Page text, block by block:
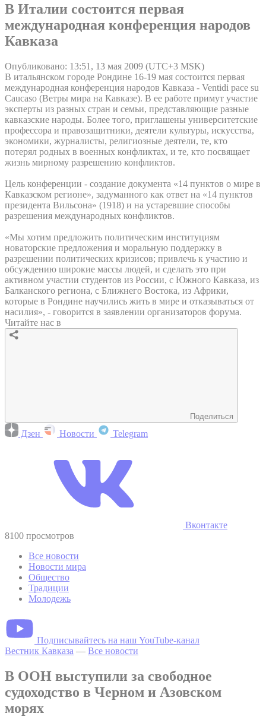
В Италии состоится первая
международная конференция народов
Кавказа
Опубликовано: 13:51, 13 мая 2009 (UTC+3 MSK)
В итальянском городе Рондине 16-19 мая состоится первая
международная конференция народов Кавказа - Ventidi pace su
Caucaso (Ветры мира на Кавказе). В ее работе примут участие
эксперты из разных стран и семьи, представляющие разные
кавказские народы. Более того, приглашены университетские
профессора и правозащитники, деятели культуры, искусства,
экономики, журналисты, религиозные деятели, те, кто
потерял родных в военных конфликтах, и те, кто посвящает
жизнь мирному разрешению конфликтов.
Цель конференции - создание документа «14 пунктов о мире в
Кавказском регионе», задуманного как ответ на «14 пунктов
президента Вильсона» (1918) и на устаревшие способы
разрешения международных конфликтов.
«Мы хотим предложить политическим институциям
новаторские предложения и моральную поддержку в
разрешении политических кризисов; привлечь к участию и
обсуждению широкие массы людей, и сделать это при
активном участии студентов из России, с Южного Кавказа, из
Балканского региона, с Ближнего Востока, из Африки,
которые в Рондине научились жить в мире и отказываться от
насилия», - говорится в заявлении организаторов форума.
Читайте нас в
Поделиться
Дзен Новости Telegram
Вконтакте
8100 просмотров
Все новости
Новости мира
Общество
Традиции
Молодежь
Подписывайтесь на наш YouTube-канал
Вестник Кавказа — Все новости
В ООН выступили за свободное
судоходство в Черном и Азовском
морях